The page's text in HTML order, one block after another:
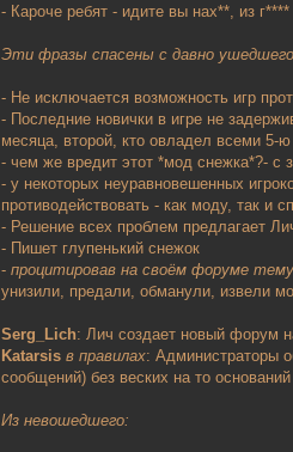
- Кароче ребят - идите вы нах**, из
Эти фразы спасены с давно
- Не исключается возможность игр
- Последние новички в игре не
месяца, второй, кто овладел всеми 5-
- чем же вредит этот *мод снежка*?- с
- у некоторых неуравновешенных
противодействовать - как моду, так и
- Решение всех проблем предлагает
- Пишет глупенький снежок
-процитировав на своём форуме
унизили, предали, обманули, извели
Serg_Lich: Лич создает новый форум
Katarsisв правилах: Администраторы
сообщений) без веских на то
Из невошедшего: